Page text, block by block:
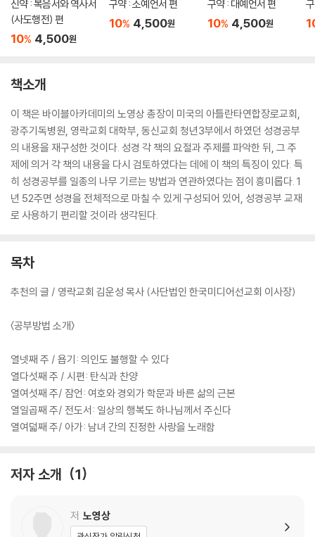
신약 : 복음서와 역사서
(사도행전) 편
10% 4,500원
구약 : 소예언서 편
10% 4,500원
구약 : 대예언서 편
10% 4,500원
책소개
이 책은 바이블아카데미의 노영상 총장이 미국의 아틀란타연합장로교회,
광주기독병원, 영락교회 대학부, 동신교회 청년3부에서 하였던 성경공부
의 내용을 재구성한 것이다. 성경 각 책의 요절과 주제를 파악한 뒤, 그 주
제에 의거 각 책의 내용을 다시 검토하였다는 데에 이 책의 특징이 있다. 특
히 성경공부를 일종의 나무 기르는 방법과 연관하였다는 점이 흥미롭다. 1
년 52주면 성경을 전체적으로 마칠 수 있게 구성되어 있어, 성경공부 교재
로 사용하기 편리할 것이라 생각된다.
목차
추천의 글 / 영락교회 김운성 목사 (사단법인 한국미디어선교회 이사장)
〈공부방법 소개〉
열넷째 주 / 욥기: 의인도 불행할 수 있다
열다섯째 주 / 시편: 탄식과 찬양
열여섯째 주/ 잠언: 여호와 경외가 학문과 바른 삶의 근본
열일곱째 주/ 전도서: 일상의 행복도 하나님께서 주신다
열여덟째 주/ 아가: 남녀 간의 진정한 사랑을 노래함
저자 소개 1
저 노영상